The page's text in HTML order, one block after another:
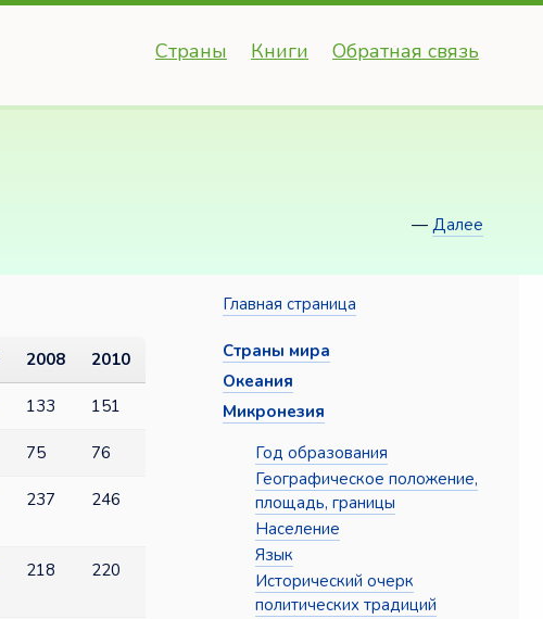
Страны Книги Обратная связь
— Далее
2008 2010
133 151
75 76
237 246
218 220
Главная страница
Страны мира
Океания
Микронезия
Год образования
Географическое положение,
площадь, границы
Население
Язык
Исторический очерк
политических традиций